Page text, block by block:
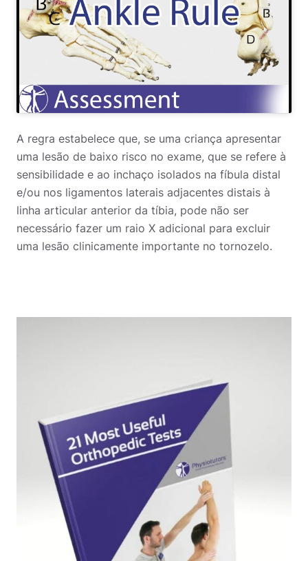
A regra estabelece que, se uma criança apresentar
uma lesão de baixo risco no exame, que se refere à
sensibilidade e ao inchaço isolados na fíbula distal
e/ou nos ligamentos laterais adjacentes distais à
linha articular anterior da tíbia, pode não ser
necessário fazer um raio X adicional para excluir
uma lesão clinicamente importante no tornozelo.